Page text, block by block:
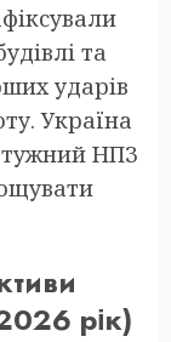
та
ударів
Україна
НПЗ
рік)